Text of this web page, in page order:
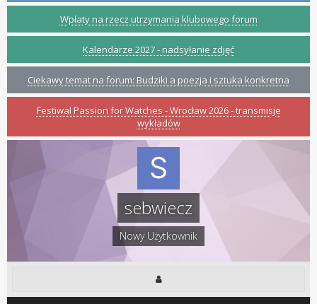
Wpłaty na rzecz utrzymania klubowego forum
Kalendarze 2027 - nadsyłanie zdjęć
Ciekawy temat na forum: Budziki a poezja i sztuka konkretna
Festiwal Passion for Watches - Wrocław 2026 - transmisje
wykładów
sebwiecz
Nowy Użytkownik